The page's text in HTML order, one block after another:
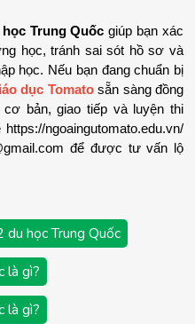
Trung Quốc giúp bạn xác
học, tránh sai sót hồ sơ và
học. Nếu bạn đang chuẩn bị
dục Tomato sẵn sàng đồng
cơ bản, giao tiếp và luyện thi
ngoaingutomato.edu.vn/
để được tư vấn lộ
du học Trung Quốc
là gì?
là gì?